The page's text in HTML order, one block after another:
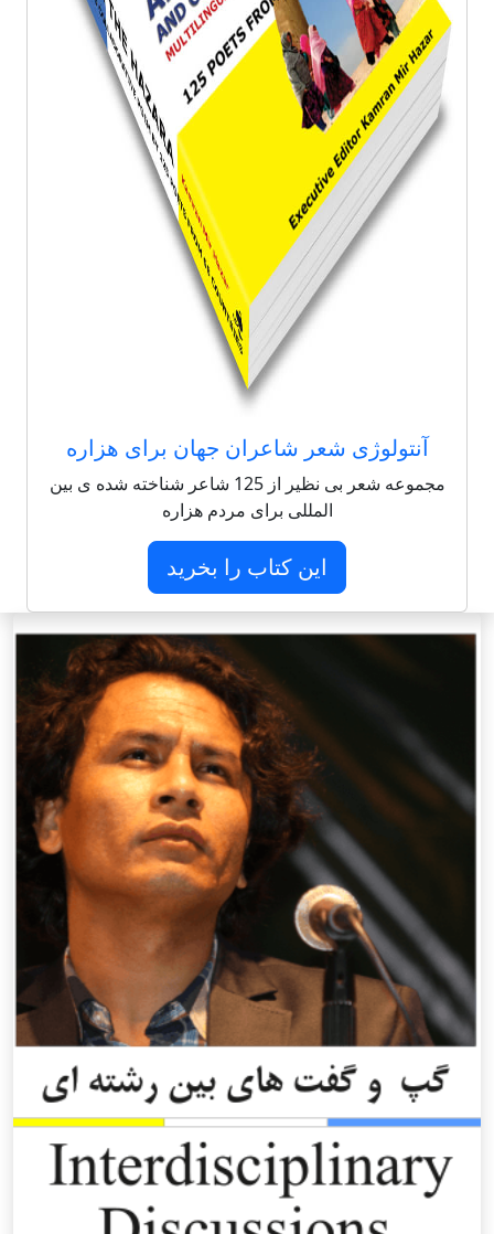
آنتولوژی شعر شاعران جهان برای هزاره
مجموعه شعر بی نظیر از 125 شاعر شناخته شده ی بین
المللی برای مردم هزاره
این کتاب را بخرید